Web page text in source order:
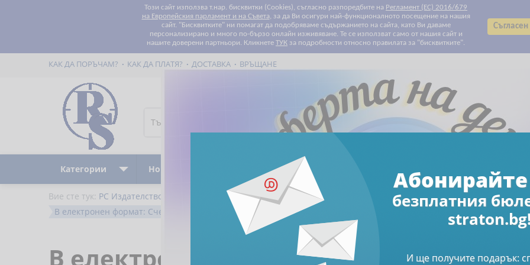
Този сайт използва т.нар. бисквитки (Cookies), съгласно разпоредбите на Регламент (ЕС) 2016/679
на Европейския парламент и на Съвета, за да Ви осигури най-функционалното посещение на нашия
сайт. "Бисквитките" ни помагат да подобряваме съдържанието на сайта, като Ви даваме
персонализирано и много по-бързо онлайн изживяване. Те се използват само от нашия сайт и
нашите доверени партньори. Кликнете ТУК за подробности относно правилата за "бисквитките".
КАК ДА ПОРЪЧАМ? КАК ДА ПЛАТЯ? ДОСТАВКА ВРЪЩАНЕ
Всички категории
Всички категории
Данъчно облагане и такси
Електронни книги
Електронни списания
За Вашите деца и внуци
За родители
За храната с любов
Клубни карти и ваучери
Печатни списания
Продажби и маркетинг
Професионални умения
Свободно време
Счетоводство
Труд и осигуряване
Финанси и инвестиции
Човешки ресурси
Категории Ново Намаления
Вие сте тук: РС Издателство и Бизнес Консултации Електронни книги
Електронен формат
В електронен формат: Счетоводни аспекти на разчетите в бюджетните организации - вземания и задължения
В електронен формат: Счетоводни
Абонирайте
безплатния
И ще получите подарък: